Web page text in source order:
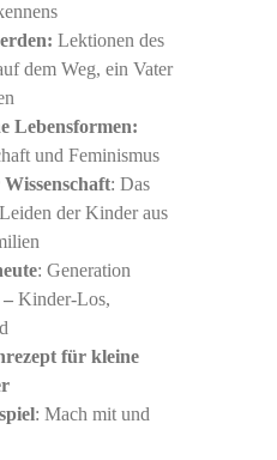
Lektionen des
dem Weg, ein Vater
Lebensformen:
und Feminismus
: Das
der Kinder aus
: Generation
–Kinder-Los,
für kleine
: Mach mit und